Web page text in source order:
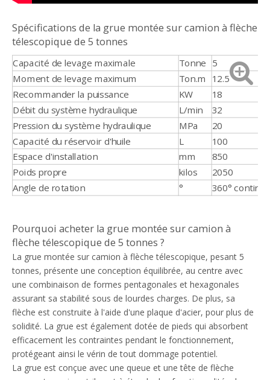
Spécifications de la grue montée sur camion à flèche
télescopique de 5 tonnes
Capacité de levage maximale Tonne 5
Moment de levage maximum
Ton.m 12.5
Recommander la puissance KW
18
Débit du système hydraulique
L/min
32
Pression du système hydraulique
MPa 20
Capacité du réservoir d'huile L
100
Espace d'installation
mm
850
Poids propre
kilos 2050
Angle de rotation ° 360° continu
Pourquoi acheter la grue montée sur camion à
flèche télescopique de 5 tonnes ?
La grue montée sur camion à flèche télescopique, pesant 5
tonnes, présente une conception équilibrée, au centre avec
une combinaison de formes pentagonales et hexagonales
assurant sa stabilité sous de lourdes charges. De plus, sa
flèche est construite à l'aide d'une plaque d'acier, pour plus de
solidité. La grue est également dotée de pieds qui absorbent
efficacement les contraintes pendant le fonctionnement,
protégeant ainsi le vérin de tout dommage potentiel.
La grue est conçue avec une queue et une tête de flèche